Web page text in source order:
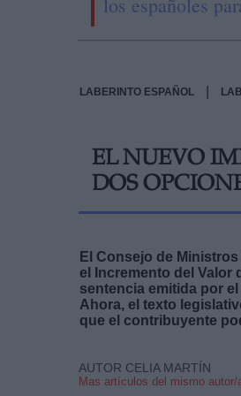
LABERINTO ESPAÑOL
EL NUEVO
DOS
El Consejo de
el Incremento del Valor
sentencia emitida por
Ahora, el texto
que el contribuyente
AUTOR CELIA MARTÍN
Mas artículos del mismo autor/